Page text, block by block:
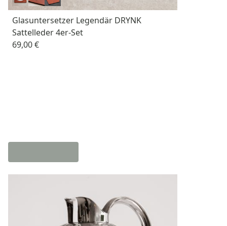
Glasuntersetzer Legendär DRYNK
Sattelleder 4er-Set
69,00 €